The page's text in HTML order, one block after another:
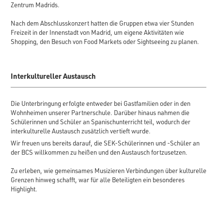
Zentrum Madrids.
Nach dem Abschlusskonzert hatten die Gruppen etwa vier Stunden
Freizeit in der Innenstadt von Madrid, um eigene Aktivitäten wie
Shopping, den Besuch von Food Markets oder Sightseeing zu planen.
Interkultureller Austausch
Die Unterbringung erfolgte entweder bei Gastfamilien oder in den
Wohnheimen unserer Partnerschule. Darüber hinaus nahmen die
Schülerinnen und Schüler an Spanischunterricht teil, wodurch der
interkulturelle Austausch zusätzlich vertieft wurde.
Wir freuen uns bereits darauf, die SEK-Schülerinnen und -Schüler an
der BCS willkommen zu heißen und den Austausch fortzusetzen.
Zu erleben, wie gemeinsames Musizieren Verbindungen über kulturelle
Grenzen hinweg schafft, war für alle Beteiligten ein besonderes
Highlight.